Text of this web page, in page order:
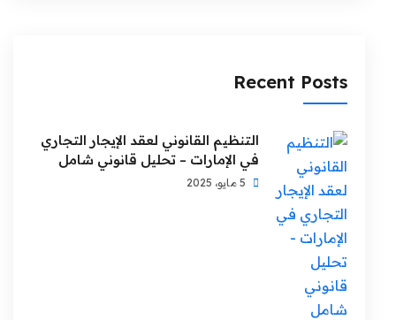
Recent Posts
التنظيم القانوني لعقد الإيجار التجاري
في الإمارات – تحليل قانوني شامل